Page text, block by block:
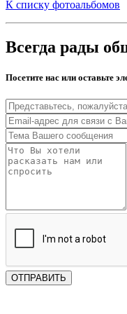
К списку фотоальбомов
Всегда рады
Посетите нас или оставьте
ОТПРАВИТЬ